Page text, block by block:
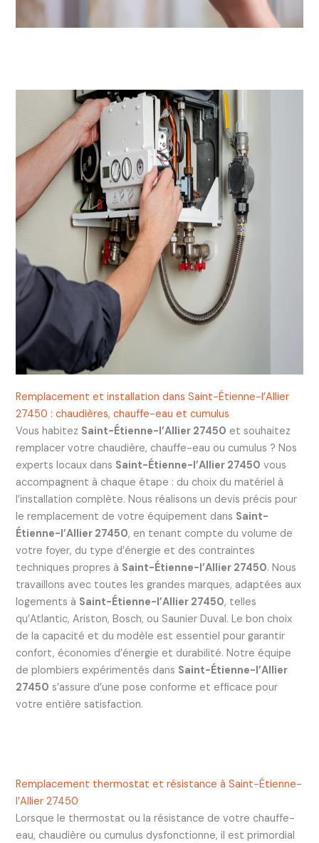
Remplacement et installation dans Saint-Étienne-l’Allier
27450 : chaudières, chauffe-eau et cumulus
Vous habitez Saint-Étienne-l’Allier 27450 et souhaitez
remplacer votre chaudière, chauffe-eau ou cumulus ? Nos
experts locaux dans Saint-Étienne-l’Allier 27450 vous
accompagnent à chaque étape : du choix du matériel à
l’installation complète. Nous réalisons un devis précis pour
le remplacement de votre équipement dans Saint-
Étienne-l’Allier 27450, en tenant compte du volume de
votre foyer, du type d’énergie et des contraintes
techniques propres à Saint-Étienne-l’Allier 27450. Nous
travaillons avec toutes les grandes marques, adaptées aux
logements à Saint-Étienne-l’Allier 27450, telles
qu’Atlantic, Ariston, Bosch, ou Saunier Duval. Le bon choix
de la capacité et du modèle est essentiel pour garantir
confort, économies d’énergie et durabilité. Notre équipe
de plombiers expérimentés dans Saint-Étienne-l’Allier
27450 s’assure d’une pose conforme et efficace pour
votre entière satisfaction.
Remplacement thermostat et résistance à Saint-Étienne-
l’Allier 27450
Lorsque le thermostat ou la résistance de votre chauffe-
eau, chaudière ou cumulus dysfonctionne, il est primordial